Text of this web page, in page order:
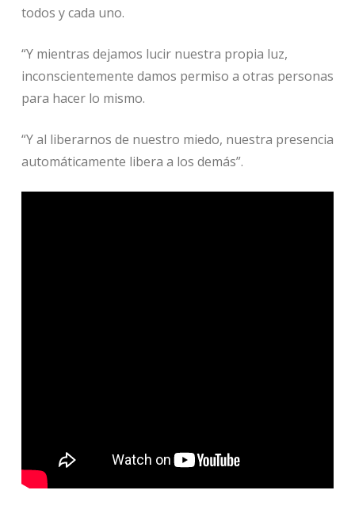
todos y cada uno.
“Y mientras dejamos lucir nuestra propia luz,
inconscientemente damos permiso a otras personas
para hacer lo mismo.
“Y al liberarnos de nuestro miedo, nuestra presencia
automáticamente libera a los demás”.